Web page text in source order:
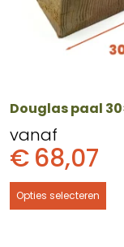
vanaf
€68,07
Opties selecteren
gekozen
productpagina